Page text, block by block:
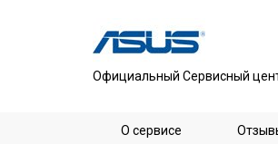
Официальный Сервисный
О сервисе